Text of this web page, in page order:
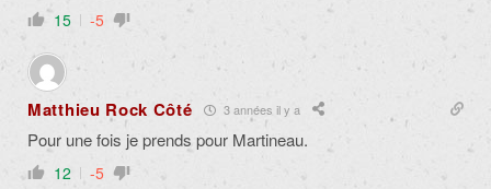
15 -5
Matthieu Rock Côté 3 années il y a
Pour une fois je prends pour Martineau.
12 -5